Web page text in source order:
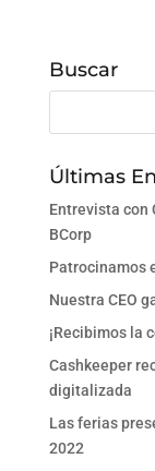
Buscar
Últimas
Entrevista con
BCorp
Patrocinamos
Nuestra CEO
¡Recibimos la
Cashkeeper
digitalizada
Las ferias
2022